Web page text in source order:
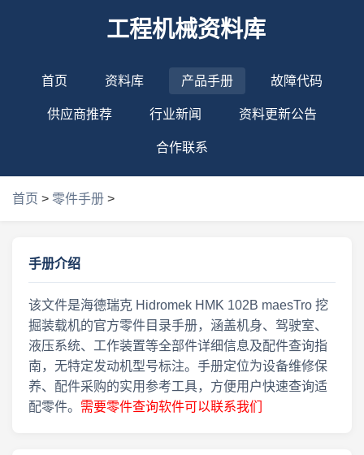
工程机械资料库
首页 资料库 产品手册 故障代码
供应商推荐 行业新闻 资料更新公告
合作联系
首页 > 零件手册 >
手册介绍
该文件是海德瑞克 Hidromek HMK 102B maesTro 挖
掘装载机的官方零件目录手册，涵盖机身、驾驶室、
液压系统、工作装置等全部件详细信息及配件查询指
南，无特定发动机型号标注。手册定位为设备维修保
养、配件采购的实用参考工具，方便用户快速查询适
配零件。 需要零件查询软件可以联系我们